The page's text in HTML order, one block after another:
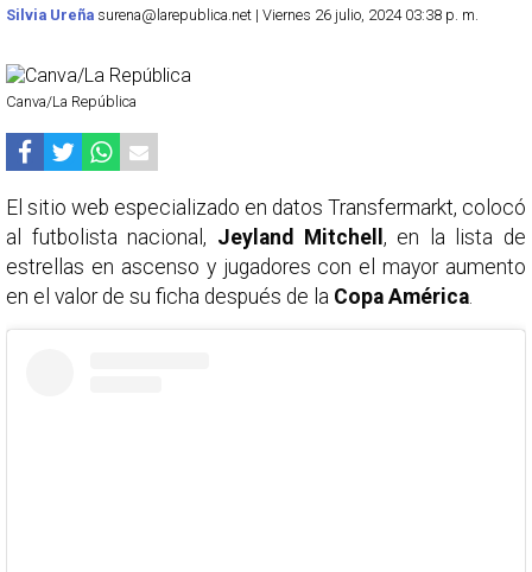
Silvia Ureña surena@larepublica.net | Viernes 26 julio, 2024 03:38 p. m.
Canva/La República
El sitio web especializado en datos Transfermarkt, colocó
al futbolista nacional, Jeyland Mitchell , en la lista de
estrellas en ascenso y jugadores con el mayor aumento
en el valor de su ficha después de la Copa América.